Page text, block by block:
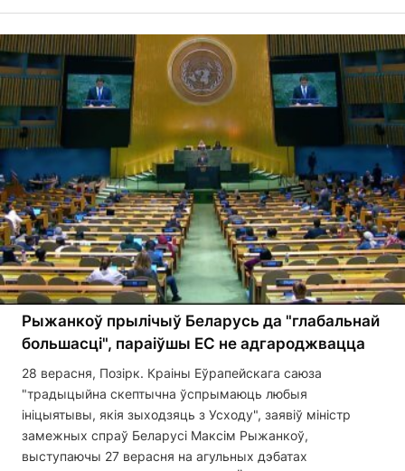
Рыжанкоў прылічыў Беларусь да "глабальнай
большасці", параіўшы ЕС не адгароджвацца
28 верасня, Позірк. Краіны Еўрапейскага саюза
"традыцыйна скептычна ўспрымаюць любыя
ініцыятывы, якія зыходзяць з Усходу", заявіў міністр
замежных спраў Беларусі Максім Рыжанкоў,
выступаючы 27 верасня на агульных дэбатах